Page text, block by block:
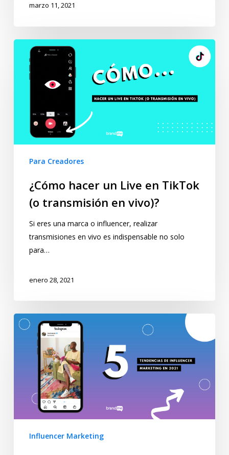
marzo 11, 2021
Para Creadores
¿Cómo hacer un Live en TikTok
(o transmisión en vivo)?
Si eres una marca o influencer, realizar
transmisiones en vivo es indispensable no solo
para…
enero 28, 2021
Influencer Marketing